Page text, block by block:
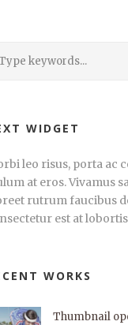
WIDGET
leo risus, porta ac
at eros. Vivamus
rutrum faucibus
est at
WORKS
Thumbnail